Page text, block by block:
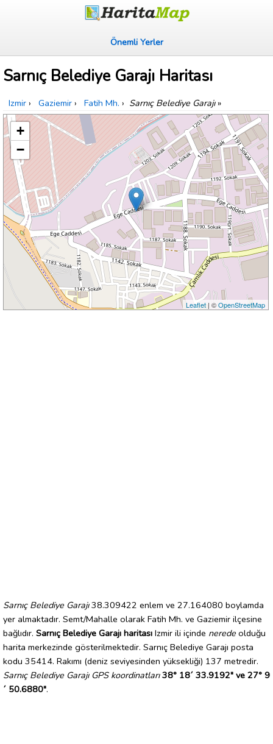
Önemli Yerler
Sarnıç Belediye Garajı Haritası
Izmir › Gaziemir › Fatih Mh. › Sarnıç Belediye Garajı»
+
−
Leaflet| ©OpenStreetMap
Sarnıç Belediye Garajı38.309422 enlem ve 27.164080 boylamda
yer almaktadır. Semt/Mahalle olarak Fatih Mh. ve Gaziemir ilçesine
bağlıdır. Sarnıç Belediye Garajı haritası Izmir ili içinde nerede olduğu
harita merkezinde gösterilmektedir. Sarnıç Belediye Garajı posta
kodu 35414. Rakımı (deniz seviyesinden yüksekliği) 137 metredir.
Sarnıç Belediye Garajı GPS koordinatları 38° 18´ 33.9192" ve 27° 9
´ 50.6880".